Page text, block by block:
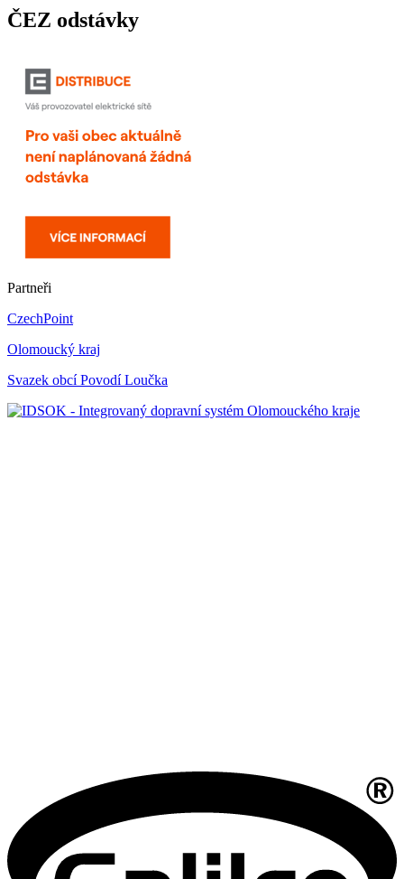
ČEZ odstávky
Partneři
CzechPoint
Olomoucký kraj
Svazek obcí Povodí Loučka